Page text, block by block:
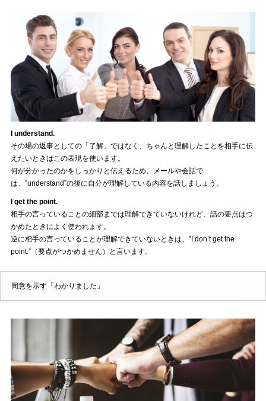
I understand.
その場の返事としての「了解」ではなく、ちゃんと理解したことを相手に伝
えたいときはこの表現を使います。
何が分かったのかをしっかりと伝えるため、メールや会話で
は、”understand”の後に自分が理解している内容を話しましょう。
I get the point.
相手の言っていることの細部までは理解できていないけれど、話の要点はつ
かめたときによく使われます。
逆に相手の言っていることが理解できていないときは、”I don’t get the
point.”（要点がつかめません）と言います。
同意を示す「わかりました」